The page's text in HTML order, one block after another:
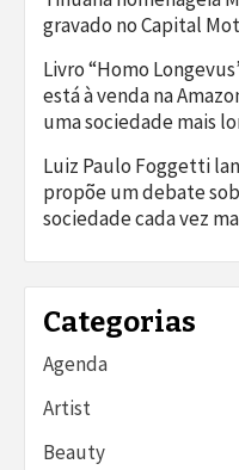
gravado no Capital
Livro “Homo
está à venda na
uma sociedade mais
Luiz Paulo Foggetti
propõe um debate
sociedade cada vez
Categorias
Agenda
Artist
Beauty